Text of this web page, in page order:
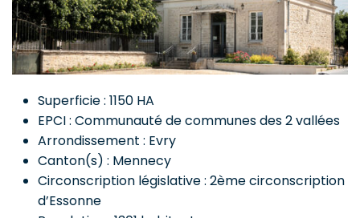
Superficie : 1150 HA
EPCI : Communauté de communes des 2 vallées
Arrondissement : Evry
Canton(s) : Mennecy
Circonscription législative : 2ème circonscription
d’Essonne